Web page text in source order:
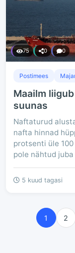
75 0 0
Postimees
Maailm
suunas
Naftaturud
nafta hinnad
protsenti üle
pole nähtud
5 kuud tagasi
1 2